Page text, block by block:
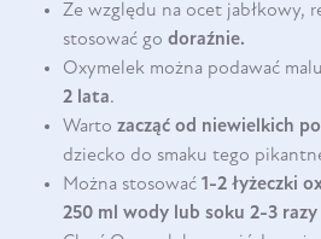
Ze względu na ocet jabłkowy,
stosować go doraźnie.
Oxymelek można podawać
2 lata.
Warto zacząć od niewielkich
dziecko do smaku tego
Można stosować 1-2 łyżeczki
250 ml wody lub soku 2-3